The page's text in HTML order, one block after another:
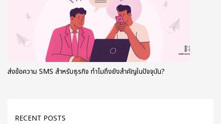
ส่งข้อความ SMS สำหรับธุรกิจ ทำไมถึงยังสำคัญในปัจจุบัน?
RECENT POSTS